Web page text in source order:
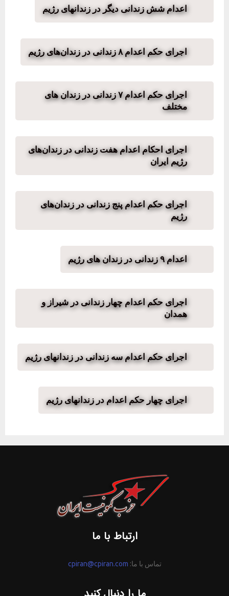
اعدام شش زندانی دیگر در زندانهای رژیم
اجرای حکم اعدام ۸ زندانی در زندان‌های رژیم
اجرای حکم اعدام ۷ زندانی در زندان های
مختلف
اجرای احکام اعدام هفت زندانی در زندان‌های
رژیم ایران
اجرای حکم اعدام پنج زندانی در زندان‌های
رژیم
اعدام ۹ زندانی در زندان های رژیم
اجرای حکم اعدام چهار زندانی در شیراز و
همدان
اجرای حکم اعدام سه زندانی در زندانهای رژیم
اجرای چهار حکم اعدام در زندانهای رژیم
ارتباط با ما
تماس با ما: cpiran@cpiran.com